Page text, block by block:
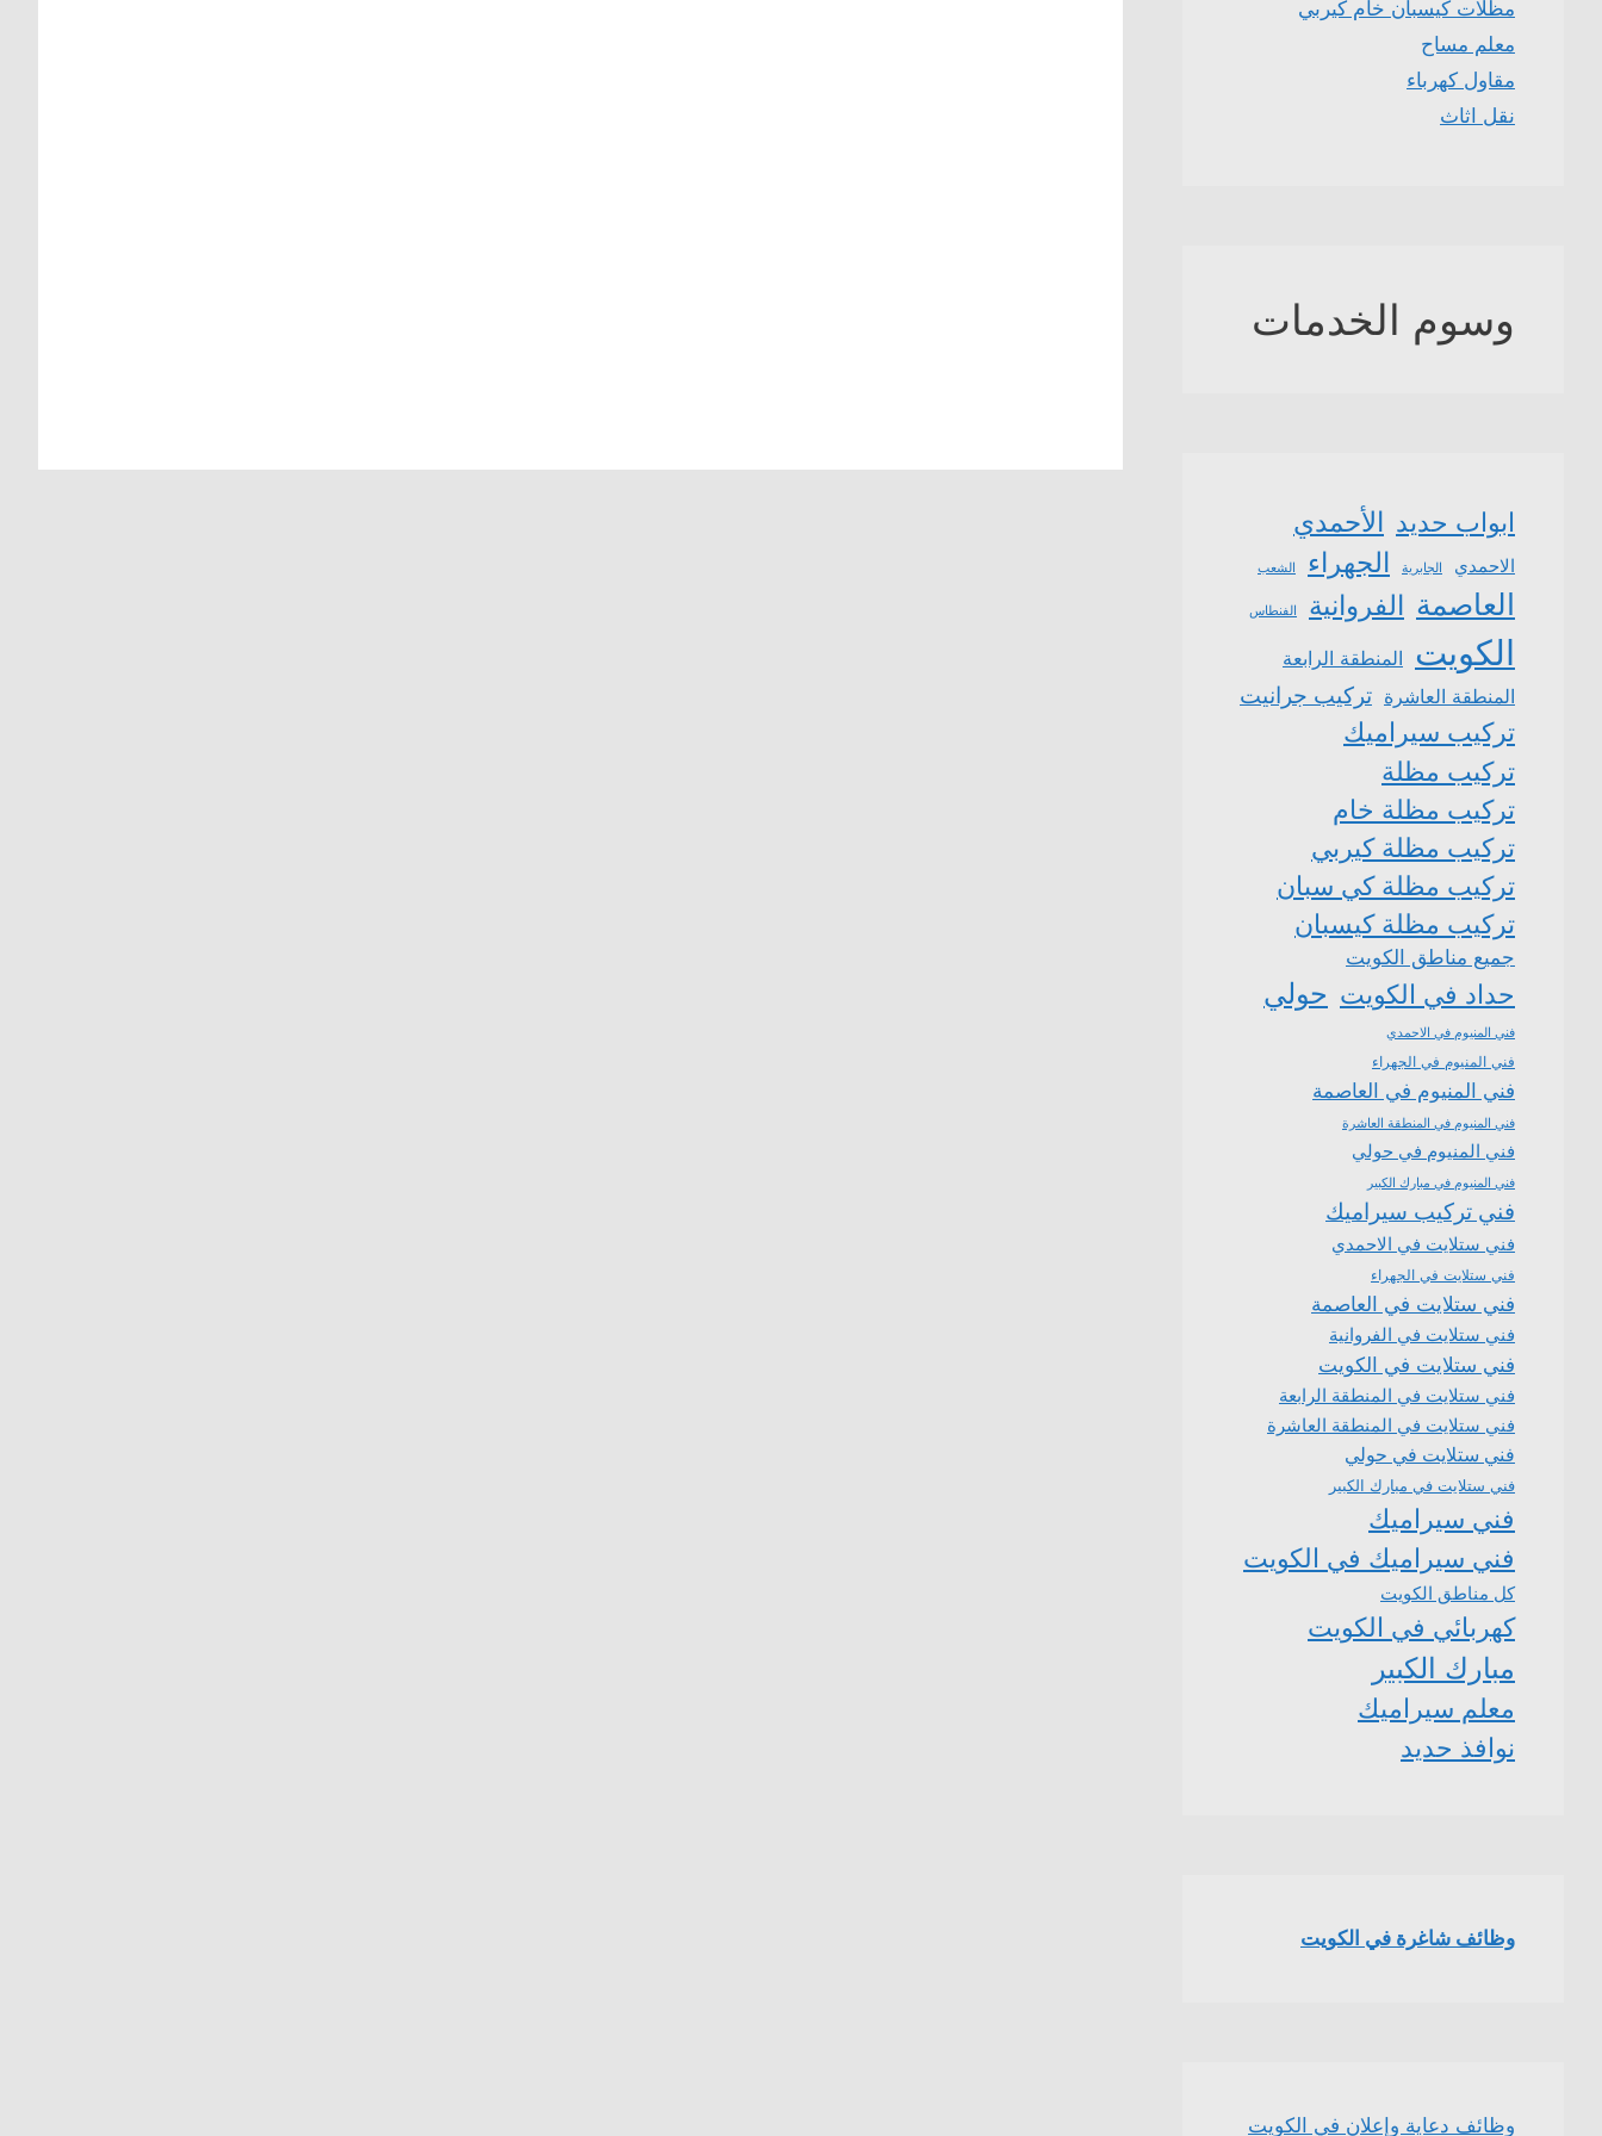
مظلات كيسبان خام كيربي
معلم مساح
مقاول كهرباء
نقل اثاث
وسوم الخدمات
ابواب حديد الأحمدي
الاحمدي الجابرية الجهراء الشعب
العاصمة الفروانية الفنطاس
الكويت المنطقة الرابعة
المنطقة العاشرة تركيب جرانيت
تركيب سيراميك
تركيب مظلة
تركيب مظلة خام
تركيب مظلة كيربي
تركيب مظلة كي سبان
تركيب مظلة كيسبان
جميع مناطق الكويت
حداد في الكويت حولي
فني المنيوم في الاحمدي
فني المنيوم في الجهراء
فني المنيوم في العاصمة
فني المنيوم في المنطقة العاشرة
فني المنيوم في حولي
فني المنيوم في مبارك الكبير
فني تركيب سيراميك
فني ستلايت في الاحمدي
فني ستلايت في الجهراء
فني ستلايت في العاصمة
فني ستلايت في الفروانية
فني ستلايت في الكويت
فني ستلايت في المنطقة الرابعة
فني ستلايت في المنطقة العاشرة
فني ستلايت في حولي
فني ستلايت في مبارك الكبير
فني سيراميك
فني سيراميك في الكويت
كل مناطق الكويت
كهربائي في الكويت
مبارك الكبير
معلم سيراميك
نوافذ حديد
وظائف شاغرة في الكويت
وظائف دعاية وإعلان في الكويت